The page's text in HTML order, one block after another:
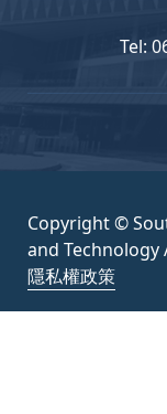
Tel:
Copyright ©
and Technology
隱私權政策